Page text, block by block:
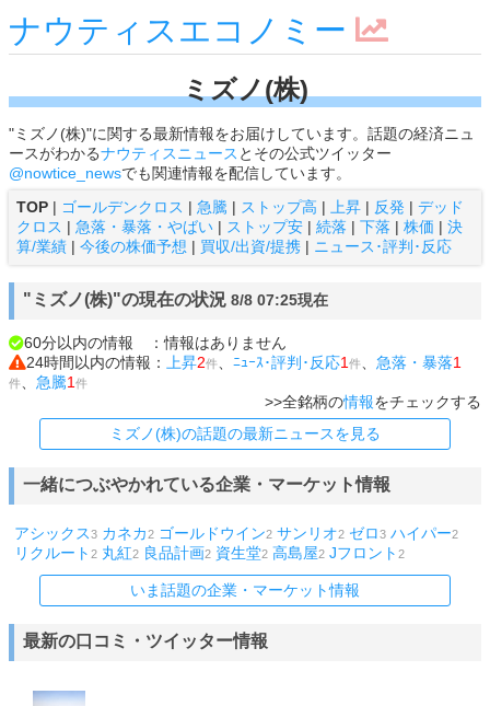
ナウティスエコノミー
ミズノ(株)
"ミズノ(株)"に関する最新情報をお届けしています。話題の経済ニュ
ースがわかるナウティスニュース とその公式ツイッター
@nowtice_newsでも関連情報を配信しています。
TOP | ゴールデンクロス | 急騰 | ストップ高 | 上昇 | 反発 | デッド
クロス | 急落・暴落・やばい | ストップ安 | 続落 | 下落 | 株価 | 決
算/業績 | 今後の株価予想 | 買収/出資/提携 | ニュース･評判･反応
"ミズノ(株)"の現在の状況 8/8 07:25現在
60分以内の情報 ：情報はありません
24時間以内の情報：
上昇2件 ﾆｭｰｽ･評判･反応1 件 急落・暴落1
件 急騰1 件
>>全銘柄の情報をチェックする
ミズノ(株)の話題の最新ニュースを見る
一緒につぶやかれている企業・マーケット情報
アシックス3 カネカ2 ゴールドウイン2 サンリオ2 ゼロ3 ハイパー2
リクルート 2 丸紅2 良品計画2 資生堂2 高島屋2 Jフロント 2
いま話題の企業・マーケット情報
最新の口コミ・ツイッター情報